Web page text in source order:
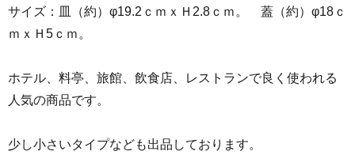
サイズ：皿（約）φ19.2ｃｍｘＨ2.8ｃｍ。 蓋（約）φ18ｃ
ｍｘＨ5ｃｍ。
ホテル、料亭、旅館、飲食店、レストランで良く使われる
人気の商品です。
少し小さいタイプなども出品しております。